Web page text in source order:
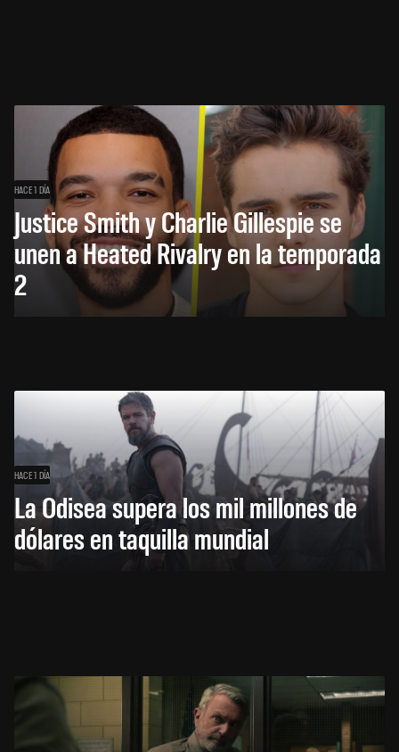
HACE 1 DÍA
Justice Smith y Charlie Gillespie se
unen a Heated Rivalry en la temporada
2
HACE 1 DÍA
La Odisea supera los mil millones de
dólares en taquilla mundial